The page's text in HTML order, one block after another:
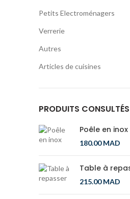
Petits Electroménagers
Verrerie
Autres
Articles de cuisines
PRODUITS CONSULTÉS
Poêle en inox
180.00MAD
Table à
215.00MAD